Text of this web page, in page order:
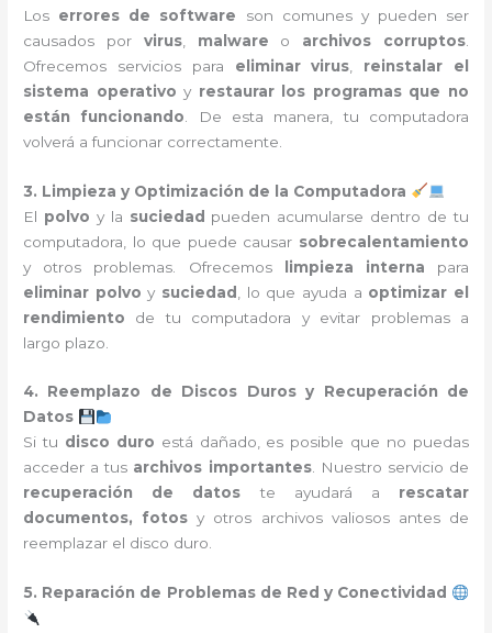
Los errores de software son comunes y pueden ser
causados por virus, malware o archivos corruptos.
Ofrecemos servicios para eliminar virus
reinstalar el
sistema operativo y restaurar los programas que no
están funcionando . De esta manera, tu computadora
volverá a funcionar correctamente.
3. Limpieza y Optimización de la Computadora
El polvo y la suciedad pueden acumularse dentro de tu
computadora, lo que puede causar sobrecalentamiento
y otros problemas. Ofrecemos limpieza interna para
eliminar polvo y suciedad , lo que ayuda a optimizar el
rendimiento de tu computadora y evitar problemas a
largo plazo.
4. Reemplazo de Discos Duros y Recuperación de
Datos
Si tu disco duro está dañado, es posible que no puedas
acceder a tus archivos importantes. Nuestro servicio de
recuperación de datos te ayudará a rescatar
documentos, fotos y otros archivos valiosos antes de
reemplazar el disco duro.
5. Reparación de Problemas de Red y Conectividad